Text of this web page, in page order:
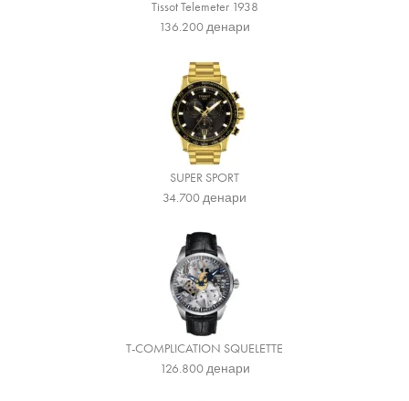
Tissot Telemeter 1938
136.200денари
SUPER SPORT
34.700денари
T-COMPLICATION SQUELETTE
126.800денари